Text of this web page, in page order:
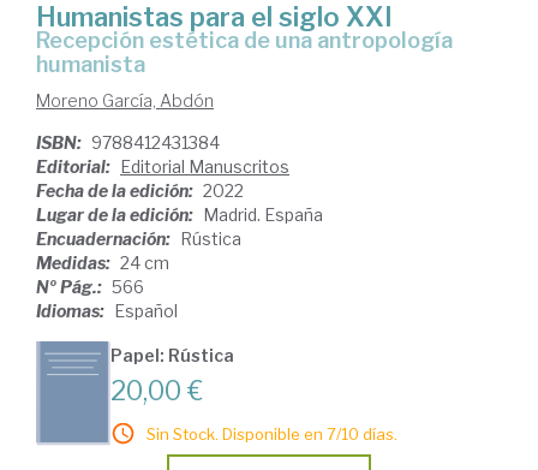
Humanistas para el siglo XXI
recepción estética de una antropología
humanista
Moreno García, Abdón
ISBN: 9788412431384
Editorial: Editorial Manuscritos
Fecha de la edición: 2022
Lugar de la edición: Madrid. España
Encuadernación: Rústica
Medidas: 24 cm
Nº Pág.: 566
Idiomas: Español
Papel: Rústica
20,00 €
Sin Stock. Disponible en 7/10 días.